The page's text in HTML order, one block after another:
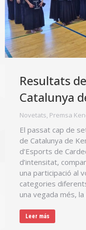
Resultats
Catalunya
Novetats, Premsa
El passat cap de
de Catalunya de
d’Esports de
d’intensitat,
una participació al
categories
una vegada més,
Leer más